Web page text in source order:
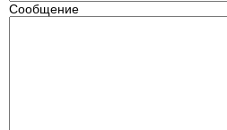
Сообщение